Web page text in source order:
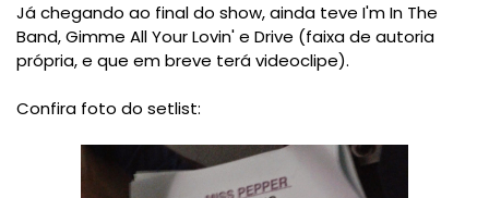
Já chegando ao final do show, ainda teve I'm In The
Band, Gimme All Your Lovin' e Drive (faixa de autoria
própria, e que em breve terá videoclipe).
Confira foto do setlist: